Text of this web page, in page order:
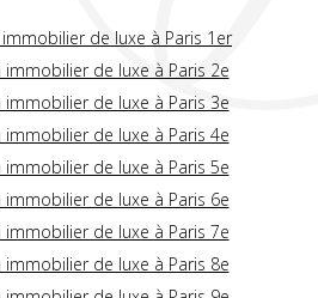
de luxe à Paris 1er
de luxe à Paris 2e
de luxe à Paris 3e
de luxe à Paris 4e
de luxe à Paris 5e
de luxe à Paris 6e
de luxe à Paris 7e
de luxe à Paris 8e